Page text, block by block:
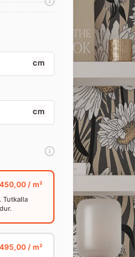
cm
cm
Tutkalla